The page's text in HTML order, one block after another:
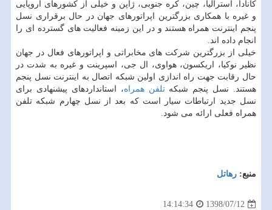
كانادا، استرالیا، چین، كره جنوبی، ژاپن و خیلی از كشورهای اروپایی
و غیره با همكاری بزرگترین اپراتورهای جهان در حال برقراری نسل
پنجم اینترنت همراه هستند و در این زمینه فعالیت های گسترده ای را
انجام داده اند.
خیلی از بزرگترین شركت های مخابراتی و اپراتورهای فعال در جهان
نظیر نوكیا، اریكسون، هواوی، ال جی، اسپرینت و غیره به شدت در
حال رقابت جهت راه اندازی اولین شبكه اتصال به اینترنت نسل پنجم
هستند. نسل پنجم شبكهتلفن همراه، استانداردهای پیشنهادی برای
نسل جدید ارتباطات سیار است كه بعد از نسل چهارم شبكه تلفن
همراه فعلی ارائه می شود.
منبع: رهاتل
1398/07/12
14:14:34